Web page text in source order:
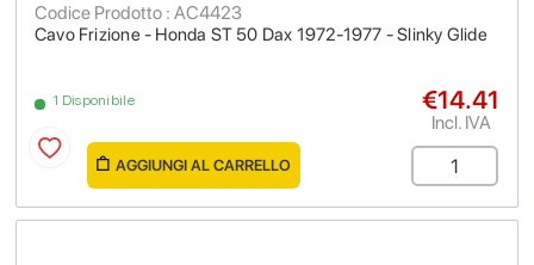
Cavo Frizione - Honda ST 50 Dax 1972-1977 - Slinky Glide
Codice Prodotto : AC4423
1 Disponibile €14.41
Incl. IVA
AGGIUNGI AL CARRELLO